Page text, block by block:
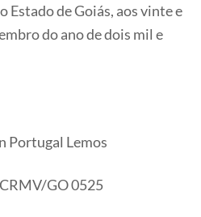
de Goiás, aos vinte e
do ano de dois mil e
Portugal Lemos
GO 0525